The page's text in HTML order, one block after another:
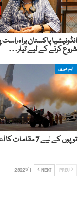
انڈونیشیا پاکستان براہ راست
شروع کرنے کے لیے تیار…
اہم خبریں
توپوں کے لیے 7 مقامات کا اعلان
NEXT 1 کا 2,822